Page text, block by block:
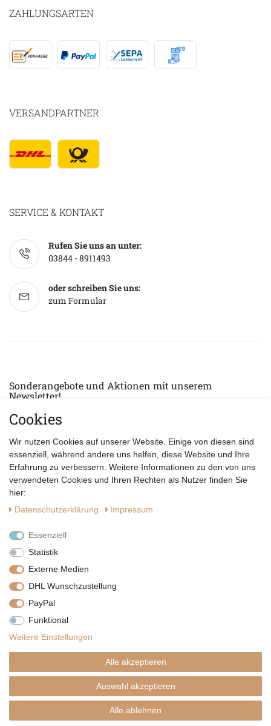
ZAHLUNGSARTEN
VERSANDPARTNER
SERVICE & KONTAKT
Rufen Sie uns an unter:
03844 - 8911493
oder schreiben Sie uns:
zum Formular
Sonderangebote und Aktionen mit unserem
Newsletter!
E-MAIL *
Datenschutzerklärung
Vertrag widerrufen
Copyright by Telli´s Welt
SHOPDESIGN BYPLENTYNOW
Cookies
Wir nutzen Cookies auf unserer Website. Einige von diesen sind
essenziell, während andere uns helfen, diese Website und Ihre
Erfahrung zu verbessern. Weitere Informationen zu den von uns
verwendeten Cookies und Ihren Rechten als Nutzer finden Sie
hier:
Daten­schutz­erklärung
Impressum
Essenziell
Statistik
Externe Medien
DHL Wunschzustellung
PayPal
Funktional
Weitere Einstellungen
Alle akzeptieren
Auswahl akzeptieren
Alle ablehnen